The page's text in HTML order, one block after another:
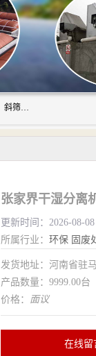
河南精拓环保设备有限公司（咨询电话：18595569755），主营产品：水力筛式固液分离机、水切式固液分离机、斜筛式干湿分离机、养猪场固液分离机、斜筛式固液分离机、屠宰场固液分离机、猪场干湿分离机等。公司从事固液分离设备及配套沼气池的研发、设计、销售与施工，并提供污水处理整体解决方案。
张家界干湿分离
更新时间：2026-08-
所属行业： 环保 固废
发货地址：河南省驻
产品数量：9999.00台
价格： 面议
在线留